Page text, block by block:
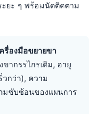
ะยะ ๆ พร้อมนัดติดตาม
รื่องมือขยายขา
ากรรไกรเดิม, อายุ
วกว่า), ความ
มซับซ้อนของแผนการ